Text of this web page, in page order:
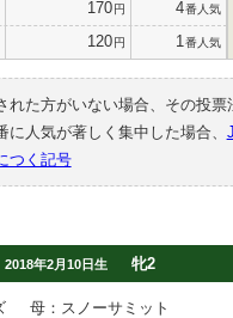
170円 4番人気
120円 1 番人気
れた方がいない場合、その投
に人気が著しく集中した場合、
つく記号
2018年2月10日生 牝2
母：スノーサミット